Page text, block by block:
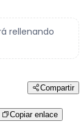
rellenando
Compartir
Copiar enlace